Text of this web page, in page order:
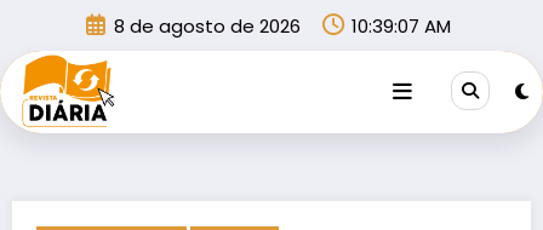
conteúdo
8 de agosto de 2026 10:39:09 AM